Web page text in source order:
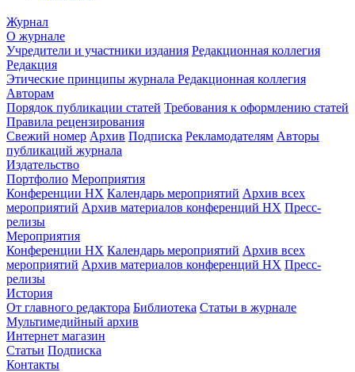
Журнал
О журнале
Учредители и участники издания Редакционная коллегия
Редакция
Этические принципы журнала Редакционная коллегия
Авторам
Порядок публикации статей Требования к оформлению статей
Правила рецензирования
Свежий номер Архив Подписка Рекламодателям Авторы
публикаций журнала
Издательство
Портфолио Мероприятия
Конференции НХ Календарь мероприятий Архив всех
мероприятий Архив материалов конференций НХ Пресс-
релизы
Мероприятия
Конференции НХ Календарь мероприятий Архив всех
мероприятий Архив материалов конференций НХ Пресс-
релизы
История
От главного редактора Библиотека Статьи в журнале
Мультимедийный архив
Интернет магазин
Статьи Подписка
Контакты